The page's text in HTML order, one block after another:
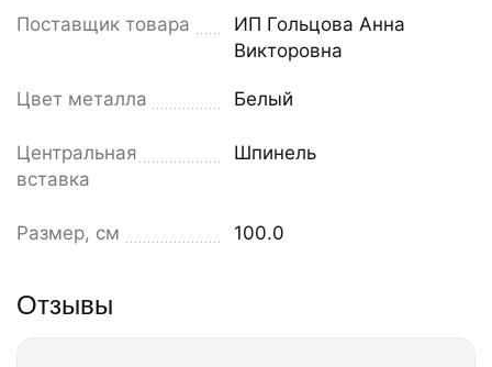
Поставщик товара
ИП Гольцова Анна
Викторовна
Цвет металла Белый
Центральная
вставка
Шпинель
Размер, см 100.0
Отзывы